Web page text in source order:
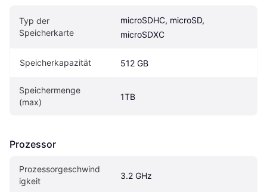
Typ der
Speicherkarte
microSDHC, microSD,
microSDXC
Speicherkapazität 512 GB
Speichermenge
(max)
1TB
Prozessor
Prozessorgeschwind
igkeit
3.2 GHz